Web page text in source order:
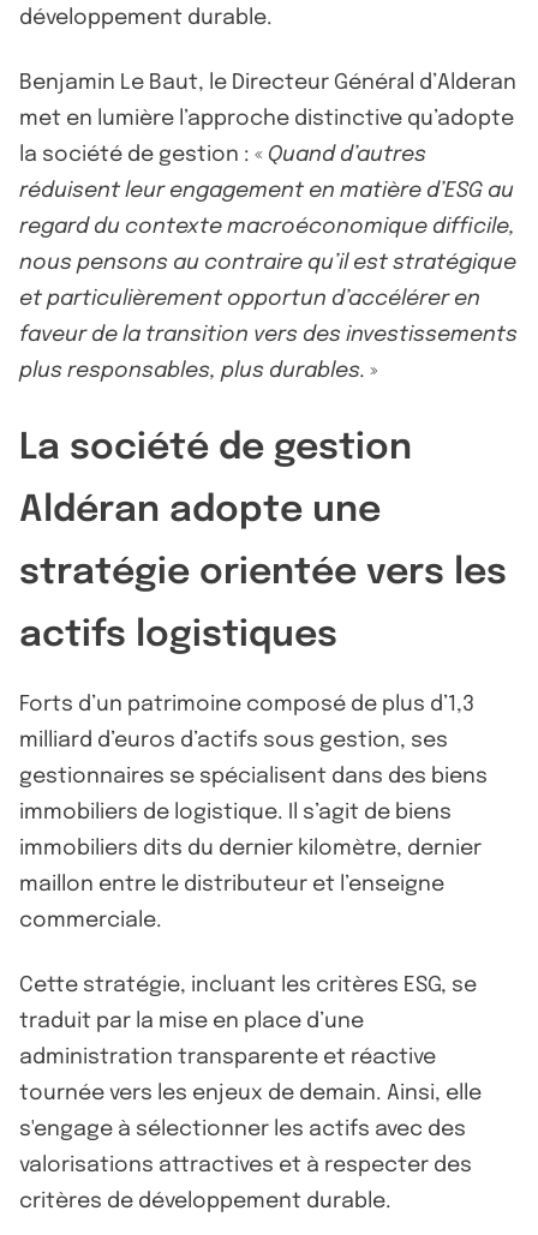
développement durable.
Benjamin Le Baut, le Directeur Général d’Alderan
met en lumière l’approche distinctive qu’adopte
la société de gestion : « Quand d’autres
réduisent leur engagement en matière d’ESG au
regard du contexte macroéconomique difficile,
nous pensons au contraire qu’il est stratégique
et particulièrement opportun d’accélérer en
faveur de la transition vers des investissements
plus responsables, plus durables. »
La société de gestion
Aldéran adopte une
stratégie orientée vers les
actifs logistiques
Forts d’un patrimoine composé de plus d’1,3
milliard d’euros d’actifs sous gestion, ses
gestionnaires se spécialisent dans des biens
immobiliers de logistique. Il s’agit de biens
immobiliers dits du dernier kilomètre, dernier
maillon entre le distributeur et l’enseigne
commerciale.
Cette stratégie, incluant les critères ESG, se
traduit par la mise en place d’une
administration transparente et réactive
tournée vers les enjeux de demain. Ainsi, elle
s'engage à sélectionner les actifs avec des
valorisations attractives et à respecter des
critères de développement durable.